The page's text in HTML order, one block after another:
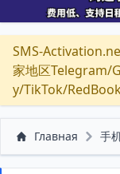
SMS-
家地区Telegram/
y/TikTok/
Главная 手